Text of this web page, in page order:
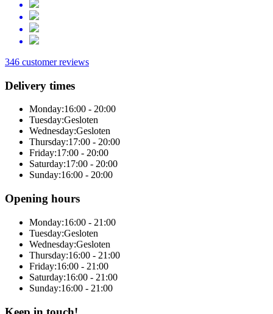
346 customer reviews
Delivery times
Monday:16:00 - 20:00
Tuesday:Gesloten
Wednesday:Gesloten
Thursday:17:00 - 20:00
Friday:17:00 - 20:00
Saturday:17:00 - 20:00
Sunday:16:00 - 20:00
Opening hours
Monday:16:00 - 21:00
Tuesday:Gesloten
Wednesday:Gesloten
Thursday:16:00 - 21:00
Friday:16:00 - 21:00
Saturday:16:00 - 21:00
Sunday:16:00 - 21:00